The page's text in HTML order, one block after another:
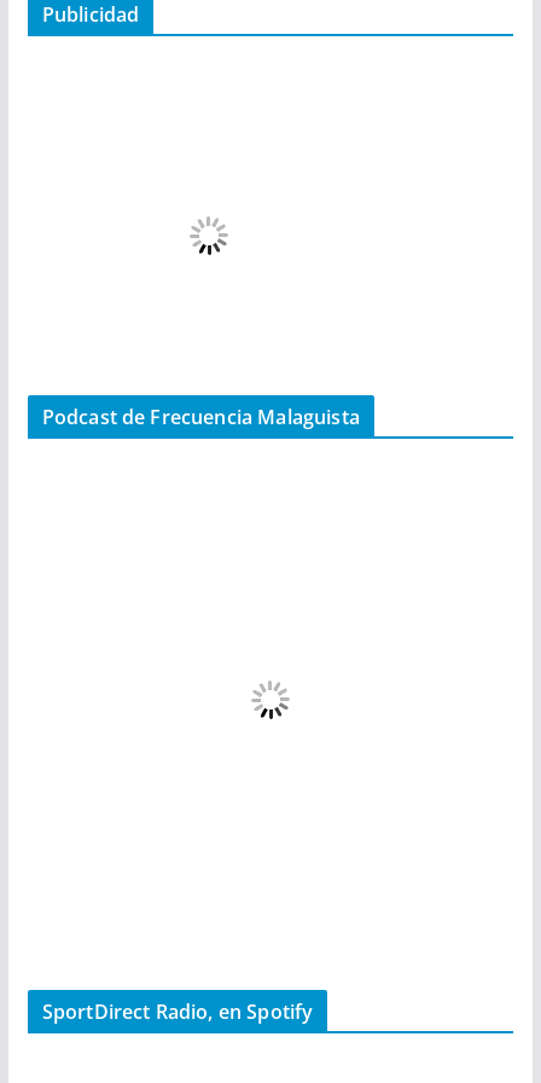
Publicidad
Podcast de Frecuencia Malaguista
SportDirect Radio, en Spotify